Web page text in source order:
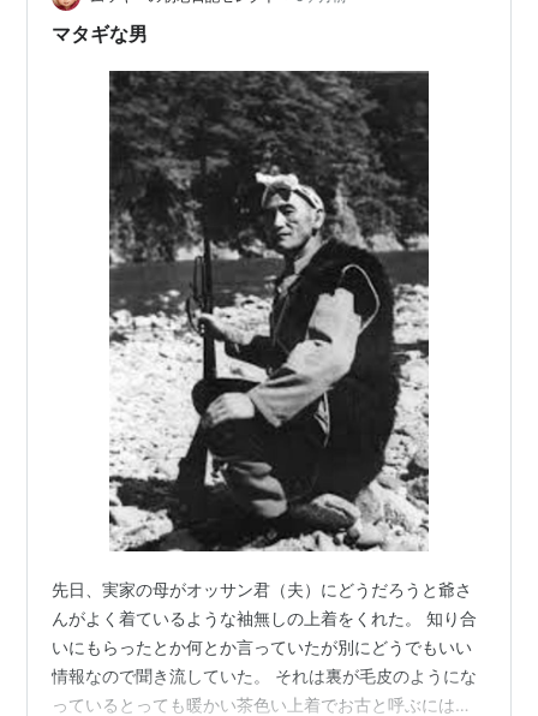
マタギな男
先日、実家の母がオッサン君（夫）にどうだろうと爺さ
んがよく着ているような袖無しの上着をくれた。 知り合
いにもらったとか何とか言っていたが別にどうでもいい
情報なので聞き流していた。 それは裏が毛皮のようにな
っているとっても暖かい茶色い上着でお古と呼ぶにはも